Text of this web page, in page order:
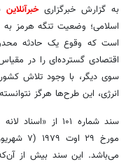
به گزارش خبرگزاریخبرآنلاین
اسلامی؛ وضعیت تنگه هرمز به‌
است که وقوع یک حادثه
اقتصادی گسترده‌ای را در
سوی دیگر، با وجود تلاش
انرژی، این طرح‌ها هرگز
سند شماره ۱۰۱
می‌باشد. این سند بیش از